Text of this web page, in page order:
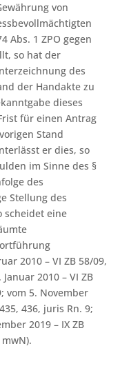
von
Abs. 1 ZPO gegen
so hat der
des
der Handakte zu
dieses
für einen Antrag
Stand
er dies, so
im Sinne des §
des
Stellung des
scheidet eine
2010 – VI ZB 58/09,
2010 – VI ZB
vom 5. November
436, juris Rn. 9;
2019 – IX ZB